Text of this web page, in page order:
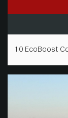
1.0 EcoBoost